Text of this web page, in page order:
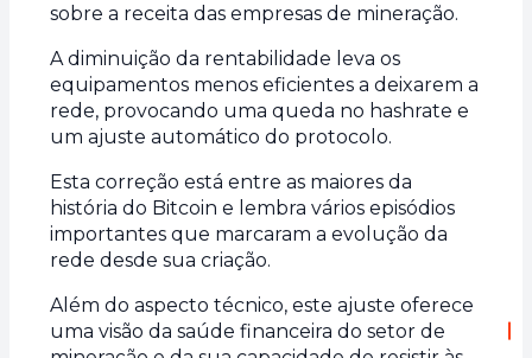
sobre a receita das empresas de mineração.
A diminuição da rentabilidade leva os
equipamentos menos eficientes a deixarem a
rede, provocando uma queda no hashrate e
um ajuste automático do protocolo.
Esta correção está entre as maiores da
história do Bitcoin e lembra vários episódios
importantes que marcaram a evolução da
rede desde sua criação.
Além do aspecto técnico, este ajuste oferece
uma visão da saúde financeira do setor de